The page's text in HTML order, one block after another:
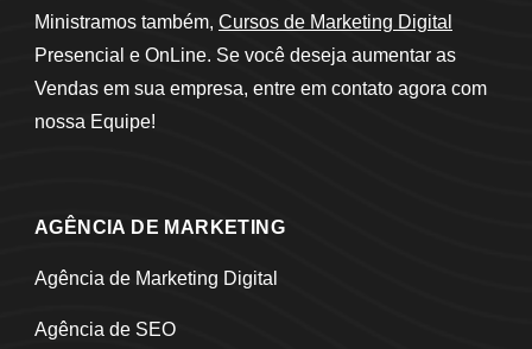
Ministramos também, Cursos de Marketing Digital
Presencial e OnLine. Se você deseja aumentar as
Vendas em sua empresa, entre em contato agora com
nossa Equipe!
AGÊNCIA DE MARKETING
Agência de Marketing Digital
Agência de SEO